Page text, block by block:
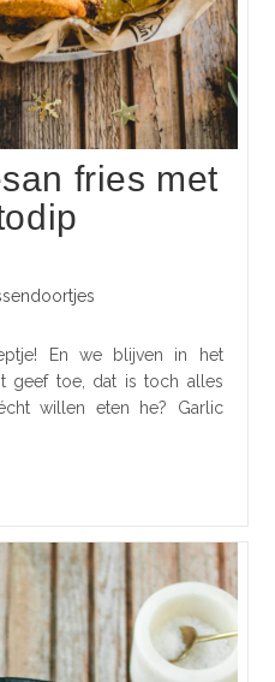
fries met
En we blijven in het
geef toe, dat is toch alles
willen eten he? Garlic